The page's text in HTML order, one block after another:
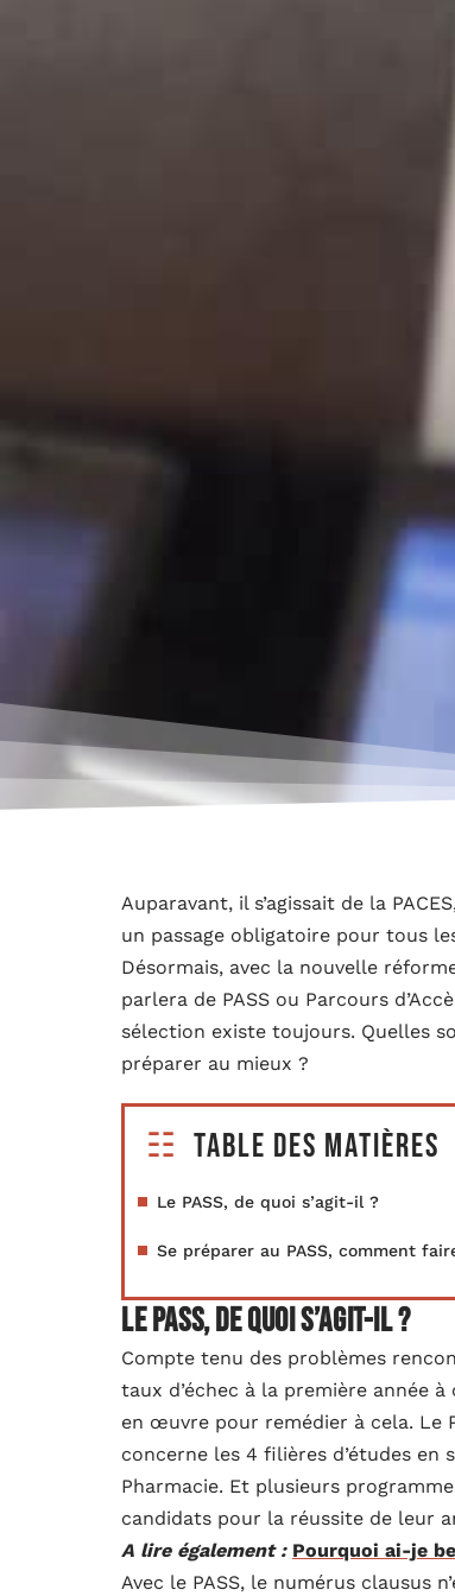
Auparavant, il s’agissait de la
un passage obligatoire pour tous
Désormais, avec la nouvelle
parlera de PASS ou Parcours
sélection existe toujours. Quelles
préparer au mieux ?
Table des matières
Le PASS, de quoi s’agit-il ?
Se préparer au PASS, comment
Le PASS, de quoi s’agit-il ?
Compte tenu des problèmes
taux d’échec à la première année
en œuvre pour remédier à cela. Le
concerne les 4 filières d’études
Pharmacie. Et plusieurs
candidats pour la réussite de leur
A lire également : Pourquoi ai-je
Avec le PASS, le numérus clausus